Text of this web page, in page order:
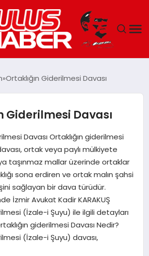
Ortaklığın Giderilmesi Davası
Giderilmesi Davası
Davası Ortaklığın giderilmesi
ortak veya paylı mülkiyete
taşınmaz mallar üzerinde ortaklar
sona erdiren ve ortak malın şahsi
sağlayan bir dava türüdür.
İzmir Avukat Kadir KARAKUŞ
(İzale-i Şuyu) ile ilgili detayları
giderilmesi Davası Nedir?
(İzale-i Şuyu) davası,